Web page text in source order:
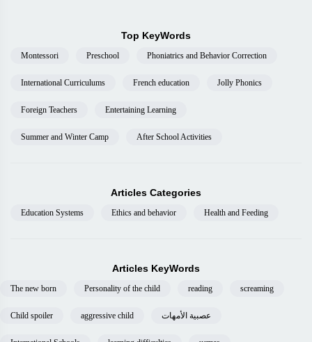
Top KeyWords
Montessori Preschool Phoniatrics and Behavior Correction
International Curriculums French education Jolly Phonics
Foreign Teachers Entertaining Learning
Summer and Winter Camp After School Activities
Articles Categories
Education Systems Ethics and behavior Health and Feeding
Articles KeyWords
The new born Personality of the child reading screaming
Child spoiler aggressive child عصبية الأمهات